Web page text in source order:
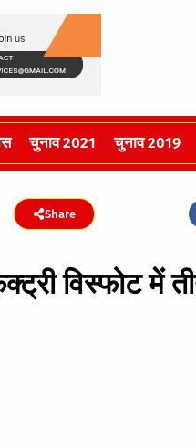
चुनाव 2021 चुनाव 2019
Share
विस्फोट में